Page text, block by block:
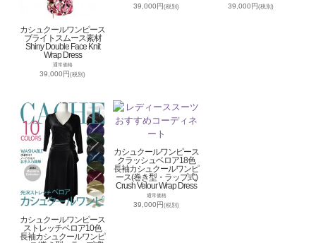
カシュクールワンピース
ブライトスムース素材
Shiny Double Face Knit
Wrap Dress
通常価格
39,000円(税別)
39,000円(税別) 39,000円(税別)
カシュクールワンピース
ストレッチベロア10色
長袖カシュクールワンピ
カシュクールワンピース
クラッシュベロア18色
長袖カシュクールワンピ
ース(巻き型・ラップ式)
Crush Velour Wrap Dress
通常価格
39,000円(税別)